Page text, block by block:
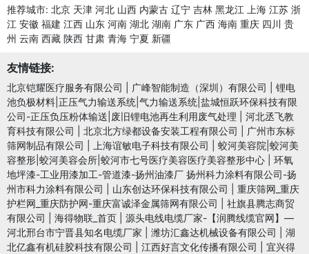
推荐城市: 北京 天津 河北 山西 内蒙古 辽宁 吉林 黑龙江 上海 江苏 浙
江 安徽 福建 江西 山东 河南 湖北 湖南 广东 广西 海南 重庆 四川 贵
州 云南 西藏 陕西 甘肃 青海 宁夏 新疆
友情链接:
北京铠耀医疗服务有限公司 广峰智能制造（深圳）有限公司
锂电
池负极材料|正压气力输送系统|气力输送系统|盐城恒跃环保科技有限
公司-正压负压粉体输送|废旧锂电池再生利用废气处理
河北丞飞教
育科技有限公司
北京北方绿都设备安装工程有限公司
广州市东标
筛网制品有限公司
上海谊敏电子科技有限公司
蛟河美容院|蛟河美
容整形|蛟河美容会所|蛟河市七号医疗美容医疗美容整形中心
环氧
地坪漆-工业用漆加工-管道漆-扬州油漆厂 扬州科力涂料有限公司-扬
州市科力涂料有限公司
山东创达环保科技有限公司
重庆筛网_重庆
护栏网_重庆防护网-重庆富诚泽金属筛网有限公司
社旗县腾志商贸
有限公司
海得物联_首页
源头电线电缆厂家-【润腾线缆官网】—
河北邢台市宁晋县知名电缆厂家
潍坊汇鑫达机械设备有限公司
湖
北亿鑫有机硅胶科技有限公司
江西好言文化传播有限公司
宜兴得